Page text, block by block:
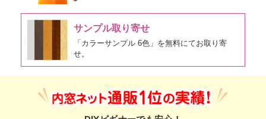
サンプル取り寄せ
「カラーサンプル 6色」を無料にてお取り寄
せ。